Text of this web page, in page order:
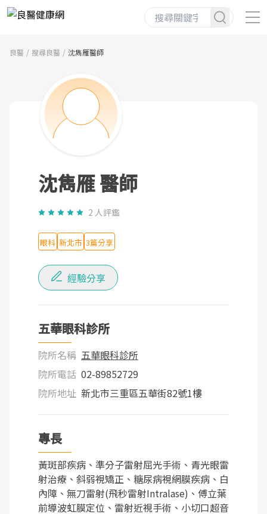
良醫 搜尋良醫 沈雋雁醫師
沈雋雁 醫師
2 人評鑑
眼科 新北市 3篇分享
經驗分享
五華眼科診所
院所名稱 五華眼科診所
院所電話 02-89852729
院所地址 新北市三重區五華街82號1樓
專長
黃斑部疾病、準分子雷射屈光手術、青光眼雷
射治療、斜弱視矯正、糖尿病視網膜疾病、白
內障、無刀雷射(飛秒雷射Intralase)、傅立葉
前導波虹膜定位、雷射近視手術、小切口超音